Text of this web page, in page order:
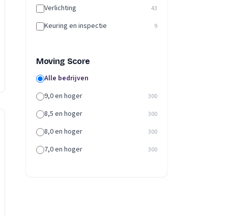
Verlichting 43
Keuring en inspectie 9
Moving Score
Alle bedrijven
9,0 en hoger
300
8,5 en hoger 300
8,0 en hoger 300
7,0 en hoger 300